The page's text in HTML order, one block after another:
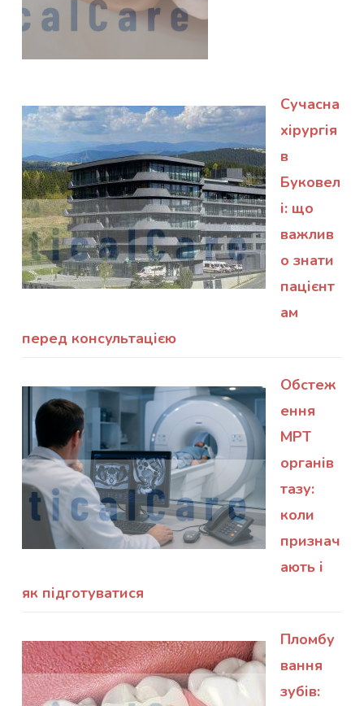
Сучасна
хірургія
в
Буковел
і: що
важлив
о знати
пацієнт
ам
перед консультацією
Обстеж
ення
МРТ
органів
тазу:
коли
признач
ають і
як підготуватися
Пломбу
вання
зубів: